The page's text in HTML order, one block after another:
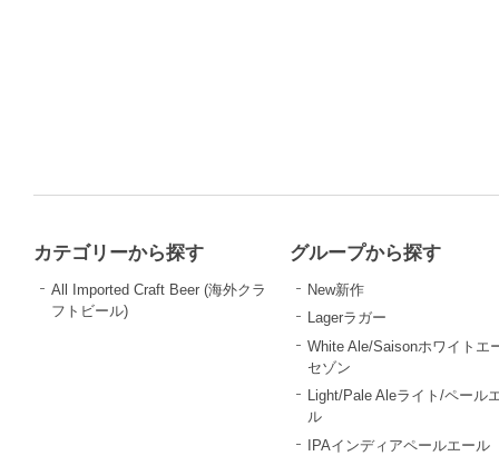
カテゴリーから探す
All Imported Craft Beer (海外クラ
フトビール)
グループから探す
New新作
Lagerラガー
White Ale/Saisonホワイトエ
セゾン
Light/Pale Aleライト/ペール
ル
IPAインディアペールエール